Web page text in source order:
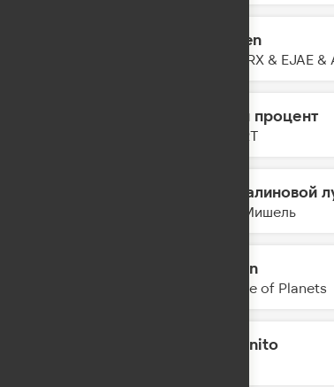
Golden
HUNTRX & EJAE
Один процент
ZIVERT
На малиновой
Моя Мишель
Destin
Parade of Planets
Morenito